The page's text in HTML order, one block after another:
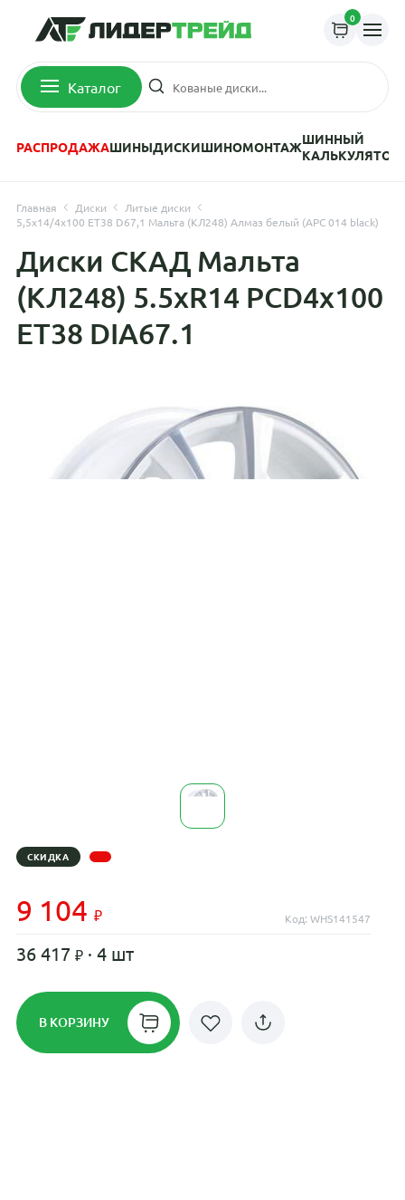
0
Каталог
РАСПРОДАЖАШИНЫДИСКИШИНОМОНТАЖШИННЫЙ
КАЛЬКУЛЯТОР
Главная Диски
Литые диски
5,5x14/4x100 ET38 D67,1 Мальта (КЛ248) Алмаз белый (АРС 014 black)
Диски СКАД Мальта
(КЛ248) 5.5xR14 PCD4x100
ET38 DIA67.1
СКИДКА
9 104 Код: WHS141547
36 417 · 4 шт
В КОРЗИНУ